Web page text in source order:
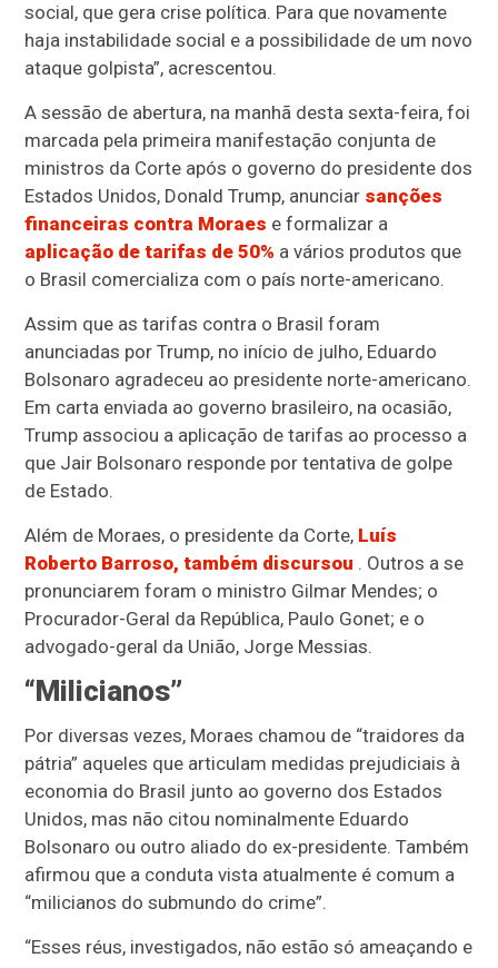
social, que gera crise política. Para que novamente
haja instabilidade social e a possibilidade de um novo
ataque golpista”, acrescentou.
A sessão de abertura, na manhã desta sexta-feira, foi
marcada pela primeira manifestação conjunta de
ministros da Corte após o governo do presidente dos
Estados Unidos, Donald Trump, anunciar sanções
financeiras contra Moraes e formalizar a
aplicação de tarifas de 50% a vários produtos que
o Brasil comercializa com o país norte-americano.
Assim que as tarifas contra o Brasil foram
anunciadas por Trump, no início de julho, Eduardo
Bolsonaro agradeceu ao presidente norte-americano.
Em carta enviada ao governo brasileiro, na ocasião,
Trump associou a aplicação de tarifas ao processo a
que Jair Bolsonaro responde por tentativa de golpe
de Estado.
Além de Moraes, o presidente da Corte, Luís
Roberto Barroso, também discursou . Outros a se
pronunciarem foram o ministro Gilmar Mendes; o
Procurador-Geral da República, Paulo Gonet; e o
advogado-geral da União, Jorge Messias.
“Milicianos”
Por diversas vezes, Moraes chamou de “traidores da
pátria” aqueles que articulam medidas prejudiciais à
economia do Brasil junto ao governo dos Estados
Unidos, mas não citou nominalmente Eduardo
Bolsonaro ou outro aliado do ex-presidente. Também
afirmou que a conduta vista atualmente é comum a
“milicianos do submundo do crime”.
“Esses réus, investigados, não estão só ameaçando e